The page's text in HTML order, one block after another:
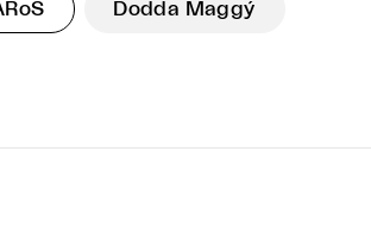
Dodda Maggý